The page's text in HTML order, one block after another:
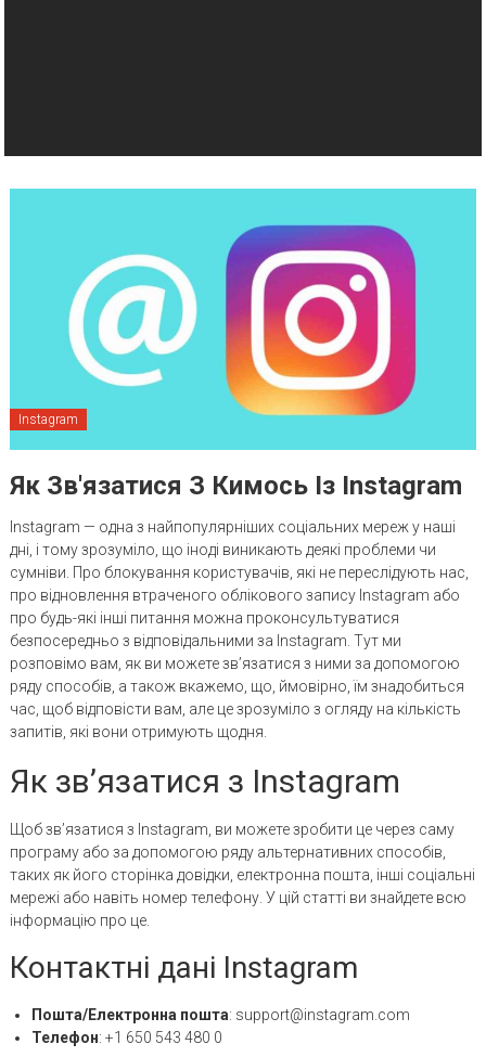
Instagram
Як Зв'язатися З Кимось Із Instagram
Instagram — одна з найпопулярніших соціальних мереж у наші
дні, і тому зрозуміло, що іноді виникають деякі проблеми чи
сумніви. Про блокування користувачів, які не переслідують нас,
про відновлення втраченого облікового запису Instagram або
про будь-які інші питання можна проконсультуватися
безпосередньо з відповідальними за Instagram. Тут ми
розповімо вам, як ви можете зв’язатися з ними за допомогою
ряду способів, а також вкажемо, що, ймовірно, їм знадобиться
час, щоб відповісти вам, але це зрозуміло з огляду на кількість
запитів, які вони отримують щодня.
Як зв’язатися з Instagram
Щоб зв’язатися з Instagram, ви можете зробити це через саму
програму або за допомогою ряду альтернативних способів,
таких як його сторінка довідки, електронна пошта, інші соціальні
мережі або навіть номер телефону. У цій статті ви знайдете всю
інформацію про це.
Контактні дані Instagram
Пошта/Електронна пошта: support@instagram.com
Телефон: +1 650 543 480 0